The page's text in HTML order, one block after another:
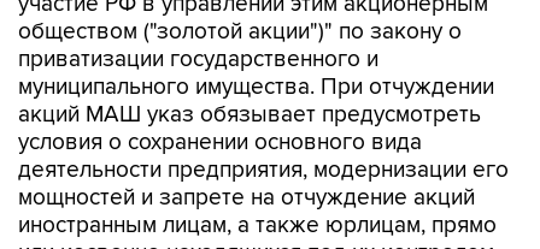
обществом ("золотой акции")" по закону о
приватизации государственного и
муниципального имущества. При отчуждении
акций МАШ указ обязывает предусмотреть
условия о сохранении основного вида
деятельности предприятия, модернизации его
мощностей и запрете на отчуждение акций
иностранным лицам, а также юрлицам, прямо